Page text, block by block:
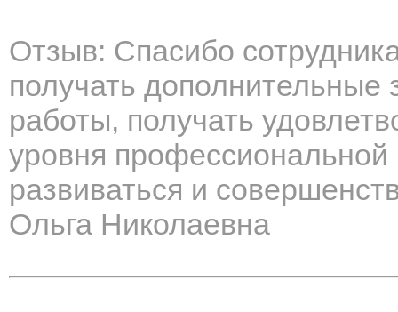
Отзыв: Спасибо
получать дополнительные
работы, получать
уровня
развиваться и
Ольга Николаевна